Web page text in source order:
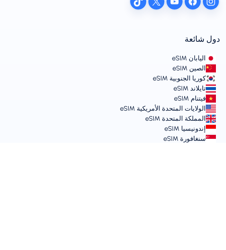
دول شائعة
اليابان eSIM
الصين eSIM
كوريا الجنوبية eSIM
تايلاند eSIM
فيتنام eSIM
الولايات المتحدة الأمريكية eSIM
المملكة المتحدة eSIM
إندونيسيا eSIM
سنغافورة eSIM